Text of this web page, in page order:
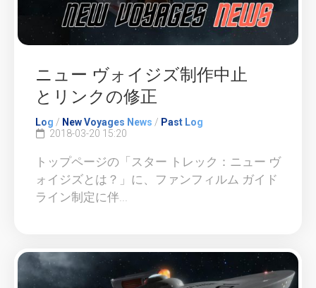
ニュー ヴォイジズ制作中止
とリンクの修正
Log / New Voyages News / Past Log
2018-03-20 15:20
トップページの「スター トレック：ニュー ヴ
ォイジズとは？」に、ファンフィルム ガイド
ライン制定に伴...